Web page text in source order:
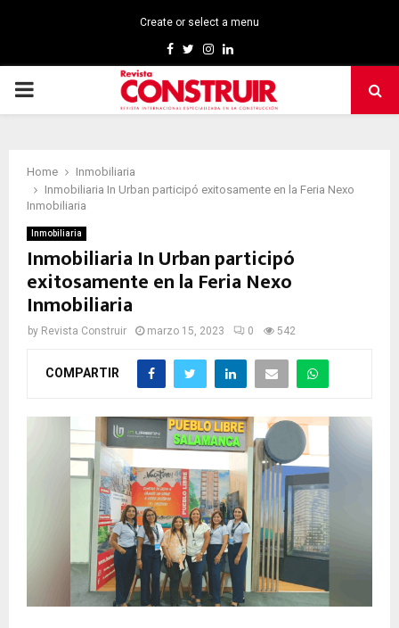
Create or select a menu
Facebook
TwitterInstagram
Linkedin
PRIMARY
Home
Inmobiliaria
Inmobiliaria In Urban participó exitosamente en la Feria Nexo
Inmobiliaria
Inmobiliaria
Inmobiliaria In Urban participó
exitosamente en la Feria Nexo
Inmobiliaria
by Revista Construir marzo 15, 2023 0 542
COMPARTIR